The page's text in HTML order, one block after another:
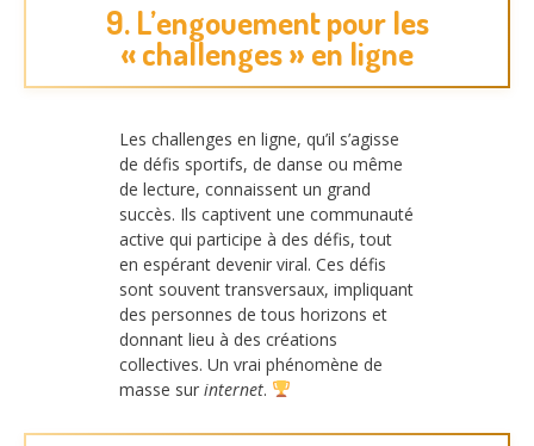
9. L’engouement pour les
« challenges » en ligne
Les challenges en ligne, qu’il s’agisse
de défis sportifs, de danse ou même
de lecture, connaissent un grand
succès. Ils captivent une communauté
active qui participe à des défis, tout
en espérant devenir viral. Ces défis
sont souvent transversaux, impliquant
des personnes de tous horizons et
donnant lieu à des créations
collectives. Un vrai phénomène de
masse sur internet.